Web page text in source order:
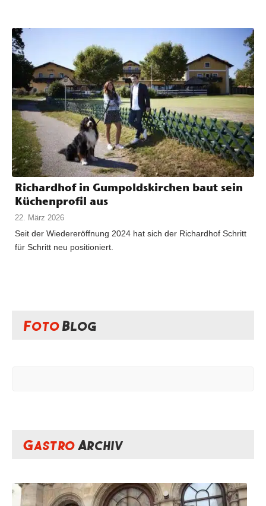
Richardhof in Gumpoldskirchen baut sein
Küchenprofil aus
22. März 2026
Seit der Wiedereröffnung 2024 hat sich der Richardhof Schritt
für Schritt neu positioniert.
Foto Blog
Gastro Archiv